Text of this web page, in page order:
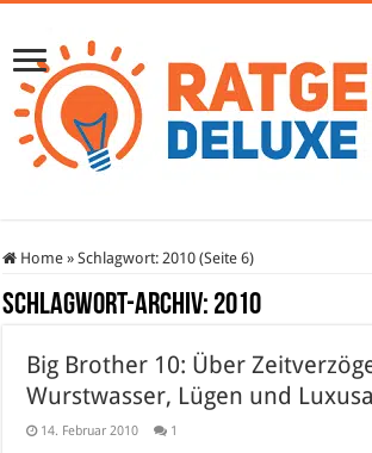
Home » Schlagwort:2010 (Seite 6)
Schlagwort-Archiv: 2010
Big Brother 10: Über
Wurstwasser, Lügen und
14. Februar 2010 1